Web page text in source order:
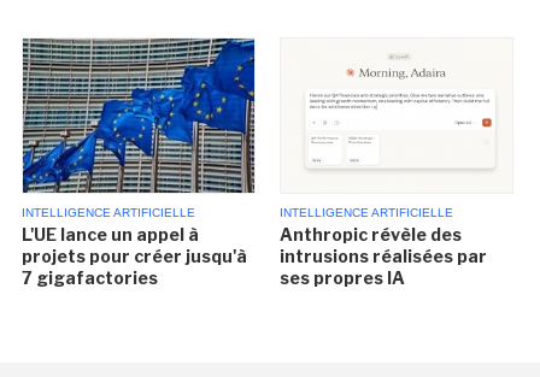
INTELLIGENCE ARTIFICIELLE
L'UE lance un appel à
projets pour créer jusqu'à
7 gigafactories
INTELLIGENCE ARTIFICIELLE
Anthropic révèle des
intrusions réalisées par
ses propres IA